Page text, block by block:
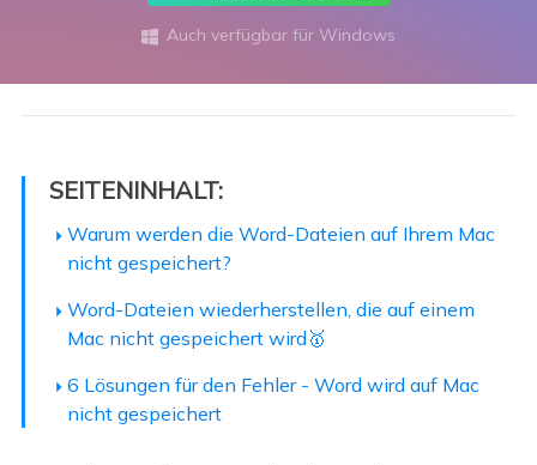
 Auch verfügbar für Windows
SEITENINHALT:
Warum werden die Word-Dateien auf Ihrem Mac
nicht gespeichert?
Word-Dateien wiederherstellen, die auf einem
Mac nicht gespeichert wird🥇
6 Lösungen für den Fehler - Word wird auf Mac
nicht gespeichert